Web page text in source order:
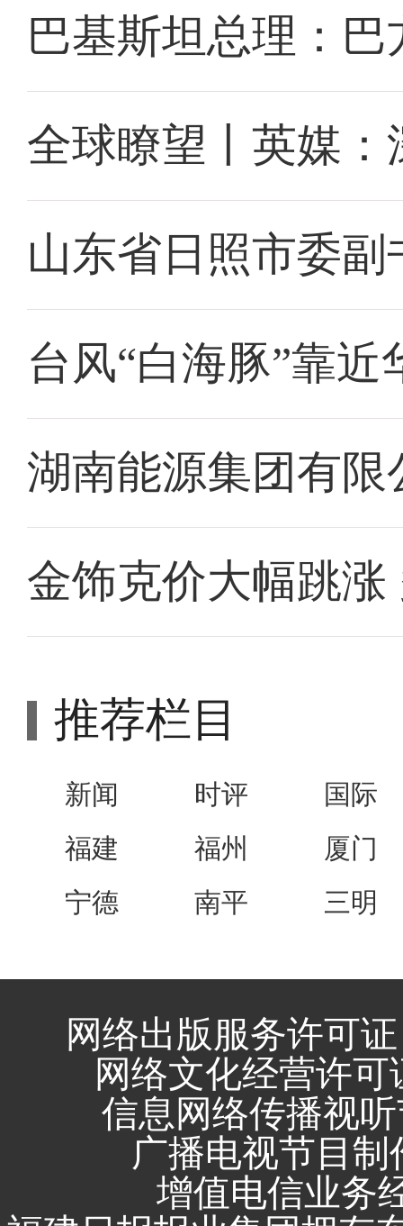
巴基斯坦总理：
全球瞭望丨英媒
山东省日照市委
台风“白海豚”靠近
湖南能源集团有
金饰克价大幅跳
推荐栏目
新闻 时评
国际
福建
福州
厦门
宁德
南平 三明
网络出版服务许可
网络文化经营许可
信息网络传播视
广播电视节目
增值电信业务